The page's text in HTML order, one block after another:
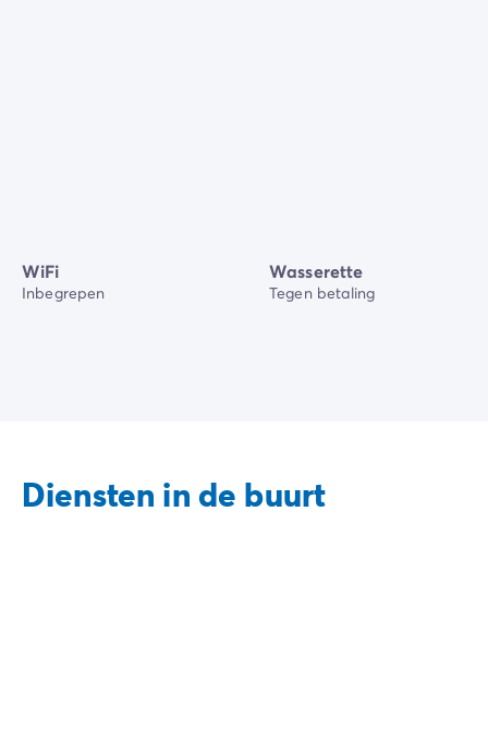
WiFi
Inbegrepen
Wasserette
Tegen betaling
Diensten in de buurt